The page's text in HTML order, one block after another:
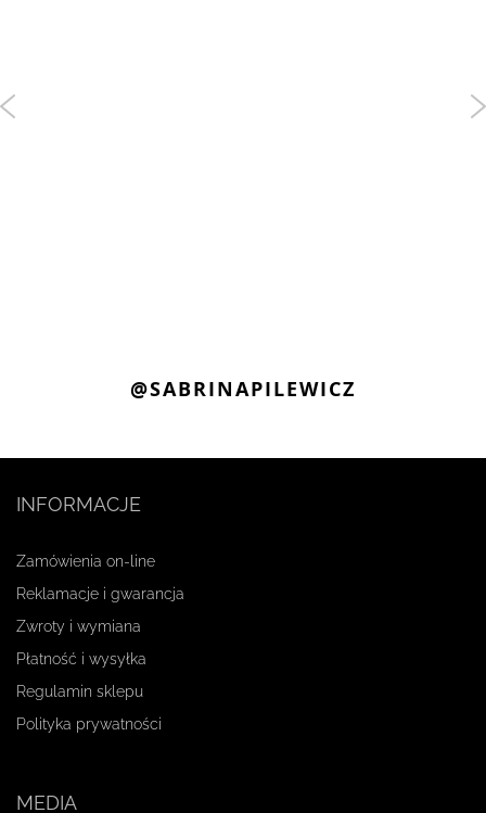
@SABRINAPILEWICZ
INFORMACJE
Zamówienia on-line
Reklamacje i gwarancja
Zwroty i wymiana
Płatność i wysyłka
Regulamin sklepu
Polityka prywatności
MEDIA